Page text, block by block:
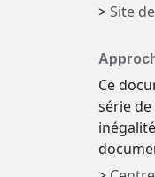
>Site
Ce
série